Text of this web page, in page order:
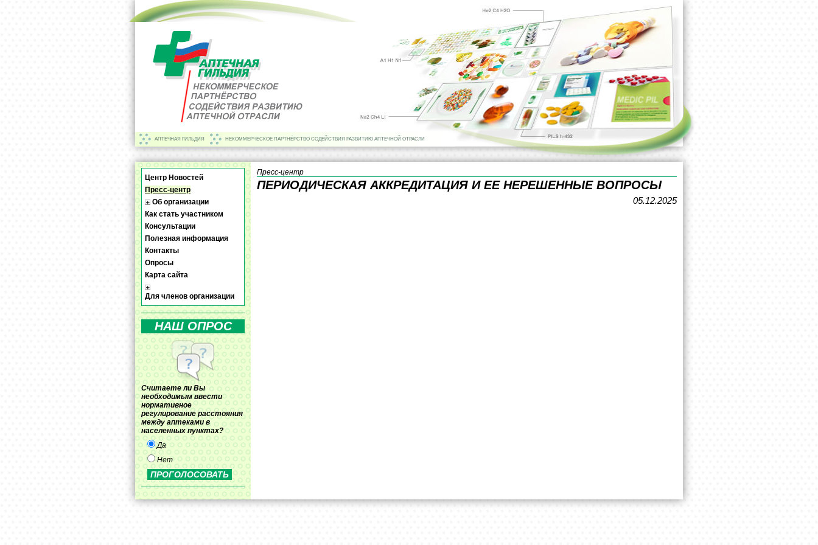
АПТЕЧНАЯ ГИЛЬДИЯ НЕКОММЕРЧЕСКОЕ ПАРТНЁРСТВО СОДЕЙСТВИЯ РАЗВИТИЮ АПТЕЧНОЙ ОТРАСЛИ
Центр Новостей
Пресс-центр
Об организации
Как стать участником
Консультации
Полезная информация
Контакты
Опросы
Карта сайта
Для членов организации
НАШ ОПРОС
Считаете ли Вы
необходимым ввести
нормативное
регулирование расстояния
между аптеками в
населенных пунктах?
Да
Нет
Пресс-центр
ПЕРИОДИЧЕСКАЯ АККРЕДИТАЦИЯ И ЕЕ НЕРЕШЕННЫЕ ВОПРОСЫ
05.12.2025